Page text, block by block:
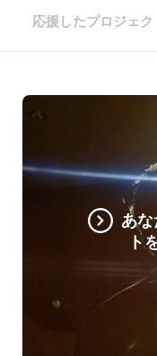
応援したプロジェク
あ
ト